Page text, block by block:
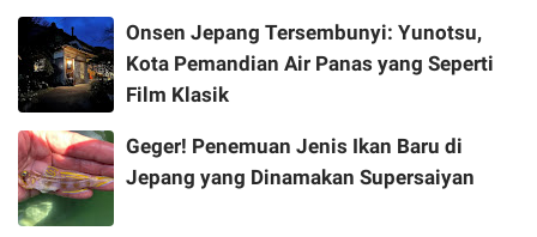
Onsen Jepang Tersembunyi: Yunotsu,
Kota Pemandian Air Panas yang Seperti
Film Klasik
Geger! Penemuan Jenis Ikan Baru di
Jepang yang Dinamakan Supersaiyan